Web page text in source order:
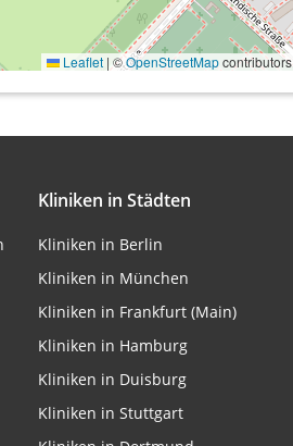
Leaflet | ©OpenStreetMapcontributors
Kliniken in Städten
Kliniken in Berlin
Kliniken in München
Kliniken in Frankfurt (Main)
Kliniken in Hamburg
Kliniken in Duisburg
Kliniken in Stuttgart